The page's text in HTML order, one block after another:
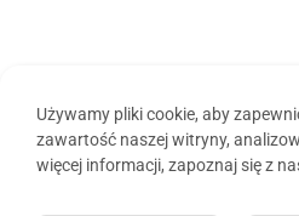
Używamy pliki cookie, aby
zawartość naszej witryny,
więcej informacji, zapoznaj się z